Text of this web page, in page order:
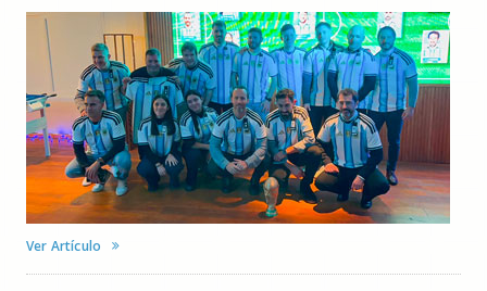
Ver Artículo